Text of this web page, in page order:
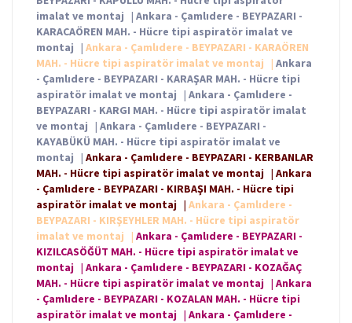
imalat ve montaj | Ankara - Çamlıdere - BEYPAZARI -
KARACAÖREN MAH. - Hücre tipi aspiratör imalat ve
montaj | Ankara - Çamlıdere - BEYPAZARI - KARAÖREN
MAH. - Hücre tipi aspiratör imalat ve montaj
| Ankara
- Çamlıdere - BEYPAZARI - KARAŞAR MAH. - Hücre tipi
aspiratör imalat ve montaj | Ankara - Çamlıdere -
BEYPAZARI - KARGI MAH. - Hücre tipi aspiratör imalat
ve montaj | Ankara - Çamlıdere - BEYPAZARI -
KAYABÜKÜ MAH. - Hücre tipi aspiratör imalat ve
montaj | Ankara - Çamlıdere - BEYPAZARI - KERBANLAR
MAH. - Hücre tipi aspiratör imalat ve montaj | Ankara
- Çamlıdere - BEYPAZARI - KIRBAŞI MAH. - Hücre tipi
aspiratör imalat ve montaj | Ankara - Çamlıdere -
BEYPAZARI - KIRŞEYHLER MAH. - Hücre tipi aspiratör
imalat ve montaj
| Ankara - Çamlıdere - BEYPAZARI -
KIZILCASÖĞÜT MAH. - Hücre tipi aspiratör imalat ve
montaj | Ankara - Çamlıdere - BEYPAZARI - KOZAĞAÇ
MAH. - Hücre tipi aspiratör imalat ve montaj | Ankara
- Çamlıdere - BEYPAZARI - KOZALAN MAH. - Hücre tipi
aspiratör imalat ve montaj | Ankara - Çamlıdere -